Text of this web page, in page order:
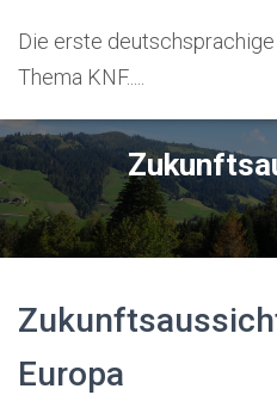
Die erste
Thema KNF.....
Europa